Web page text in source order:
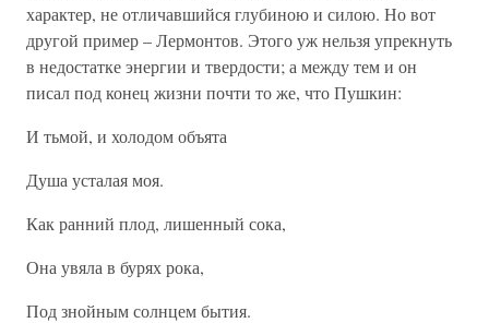
характер, не отличавшийся глубиною и силою. Но вот
другой пример – Лермонтов. Этого уж нельзя упрекнуть
в недостатке энергии и твердости; а между тем и он
писал под конец жизни почти то же, что Пушкин:
И тьмой, и холодом объята
Душа усталая моя.
Как ранний плод, лишенный сока,
Она увяла в бурях рока,
Под знойным солнцем бытия.